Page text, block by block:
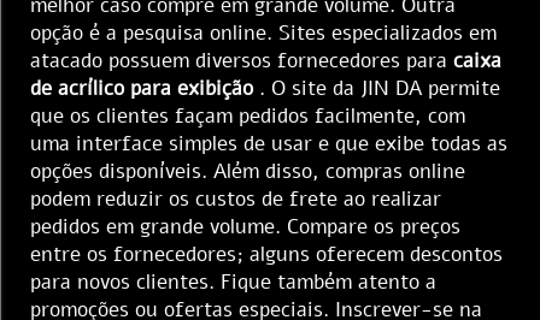
opção é a pesquisa online. Sites especializados em
atacado possuem diversos fornecedores para caixa
de acrílico para exibição . O site da JIN DA permite
que os clientes façam pedidos facilmente, com
uma interface simples de usar e que exibe todas as
opções disponíveis. Além disso, compras online
podem reduzir os custos de frete ao realizar
pedidos em grande volume. Compare os preços
entre os fornecedores; alguns oferecem descontos
para novos clientes. Fique também atento a
promoções ou ofertas especiais. Inscrever-se na